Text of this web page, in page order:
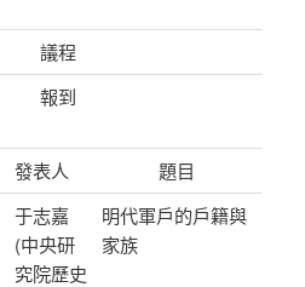
議程
報到
發表人
題目
于志嘉
(中央研
究院歷史
明代軍戶的戶籍與
家族